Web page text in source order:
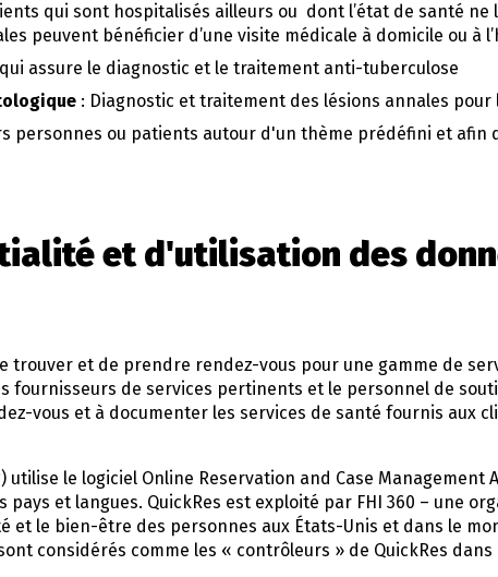
qui sont hospitalisés ailleurs ou dont l’état de santé
peuvent bénéficier d’une visite médicale à domicile ou à
assure le diagnostic et le traitement anti-tuberculose
: Diagnostic et traitement des lésions annales pour
personnes ou patients autour d'un thème prédéfini et afin
et d'utilisation des
trouver et de prendre rendez-vous pour une gamme de
fournisseurs de services pertinents et le personnel de
vous et à documenter les services de santé fournis aux
) utilise le logiciel Online Reservation and Case Management
pays et langues. QuickRes est exploité par FHI 360 – une
et le bien-être des personnes aux États-Unis et dans le
considérés comme les « contrôleurs » de QuickRes